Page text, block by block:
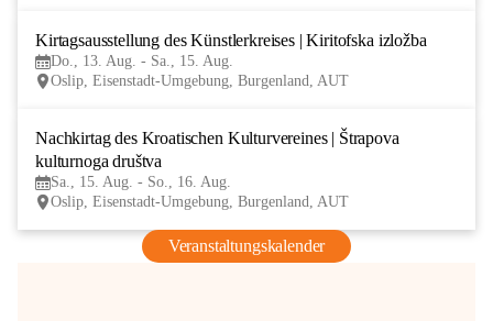
Kirtagsausstellung des Künstlerkreises | Kiritofska izložba
Do., 13. Aug. - Sa., 15. Aug.
Oslip, Eisenstadt-Umgebung, Burgenland, AUT
Nachkirtag des Kroatischen Kulturvereines | Štrapova
kulturnoga društva
Sa., 15. Aug. - So., 16. Aug.
Oslip, Eisenstadt-Umgebung, Burgenland, AUT
Veranstaltungskalender